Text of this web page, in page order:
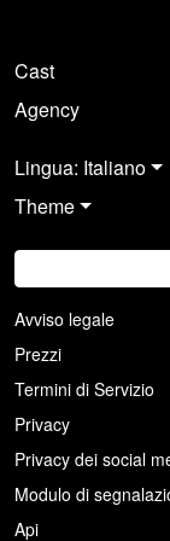
Cast
Agency
Lingua: Italiano
Theme
Avviso legale
Prezzi
Termini di Servizio
Privacy
Privacy dei social
Modulo di
Api